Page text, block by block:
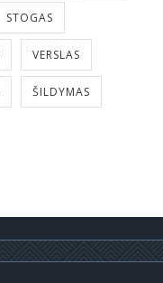
STOGAS
VERSLAS
ŠILDYMAS